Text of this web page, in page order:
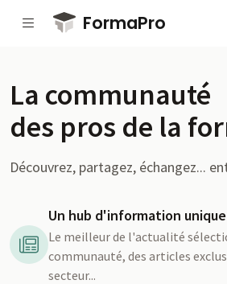
Passer au contenu principal
FormaPro
La communauté
des pros de la
Découvrez, partagez, échangez...
Un hub d'information unique
Le meilleur de l'actualité
communauté, des articles
secteur...